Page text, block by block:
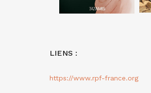
LIENS :
https://www.rpf-france.org